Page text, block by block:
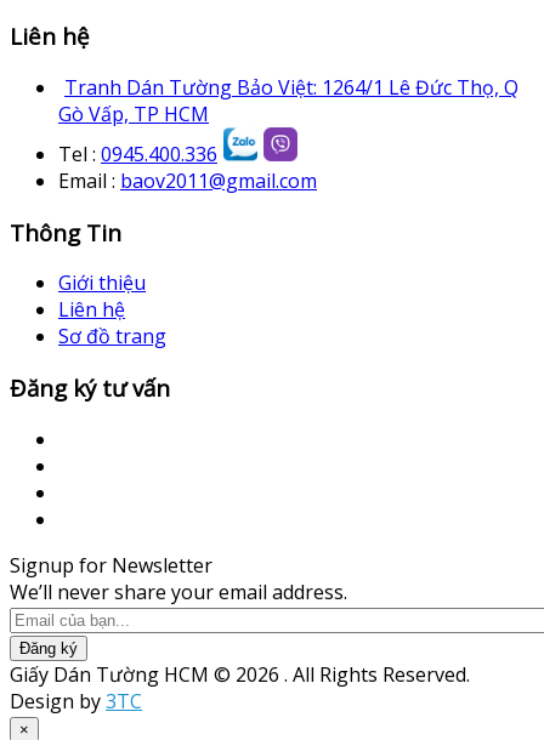
Liên hệ
Tranh Dán Tường Bảo Việt: 1264/1 Lê Đức Thọ, Q
Gò Vấp, TP HCM
Tel : 0945.400.336
Email : baov2011@gmail.com
Thông Tin
Giới thiệu
Liên hệ
Sơ đồ trang
Đăng ký tư vấn
Signup for Newsletter
We’ll never share your email address.
Đăng ký
Giấy Dán Tường HCM © 2026 . All Rights Reserved.
Design by3TC
×